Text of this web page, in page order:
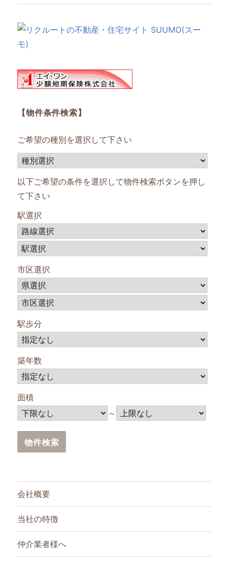
【物件条件検索】
ご希望の種別を選択して下さい
以下ご希望の条件を選択して物件検索ボタンを押し
て下さい
駅選択
市区選択
駅歩分
築年数
面積
～
会社概要
当社の特徴
仲介業者様へ